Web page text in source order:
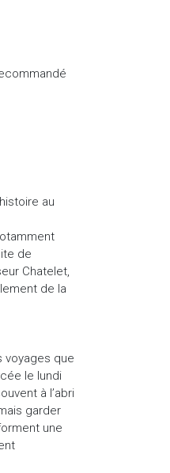
au
de
Chatelet,
de la
voyages que
le lundi
à l’abri
garder
une